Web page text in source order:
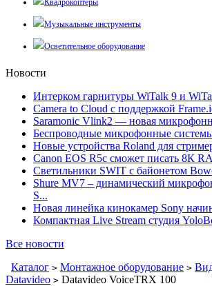
Квадрокоптеры
Музыкальные инструменты
Осветительное оборудование
Новости
Интерком гарнитуры WiTalk 9 и
Camera to Cloud с поддержкой
Saramonic Vlink2 — новая
Беспроводные микрофонные
Новые устройства Roland для
Canon EOS R5c сможет писать 8К
Светильники SWIT с байонетом
Shure MV7 – динамический
S...
Новая линейка кинокамер Sony
Компактная Live Stream студия
Все новости
Каталог > Монтажное оборудование >
Datavideo > Datavideo VoiceTRX 100